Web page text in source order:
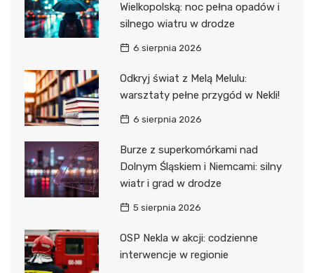
Wielkopolską: noc pełna opadów i
silnego wiatru w drodze
6 sierpnia 2026
Odkryj świat z Melą Melulu:
warsztaty pełne przygód w Nekli!
6 sierpnia 2026
Burze z superkomórkami nad
Dolnym Śląskiem i Niemcami: silny
wiatr i grad w drodze
5 sierpnia 2026
OSP Nekla w akcji: codzienne
interwencje w regionie